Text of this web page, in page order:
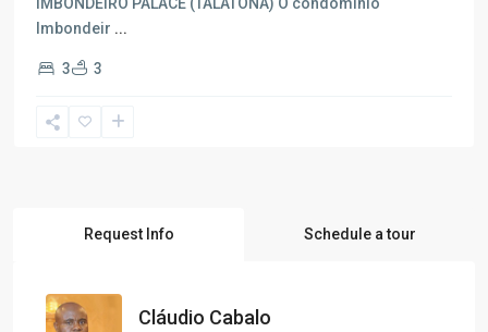
IMBONDEIRO PALACE (TALATONA) O condomínio
Imbondeir ...
3 3
Request Info Schedule a tour
Cláudio Cabalo